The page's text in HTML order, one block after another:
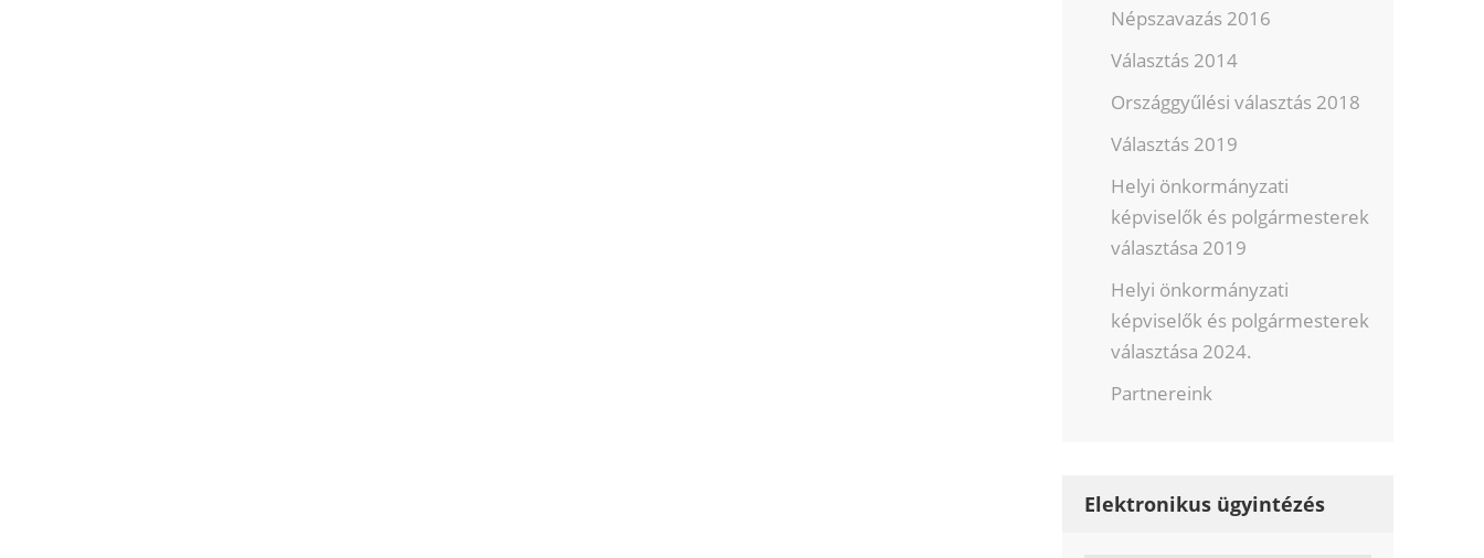
Népszavazás 2016
Választás 2014
Országgyűlési választás 2018
Választás 2019
Helyi önkormányzati
képviselők és polgármesterek
választása 2019
Helyi önkormányzati
képviselők és polgármesterek
választása 2024.
Partnereink
Elektronikus ügyintézés